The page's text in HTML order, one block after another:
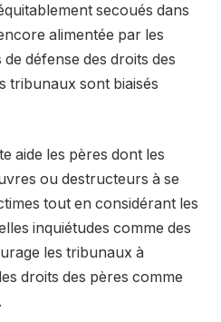
secoués dans
alimentée par les
défense des droits des
tribunaux sont biaisés
aide les pères dont les
ou destructeurs à se
tout en considérant les
inquiétudes comme des
les tribunaux à
droits des pères comme